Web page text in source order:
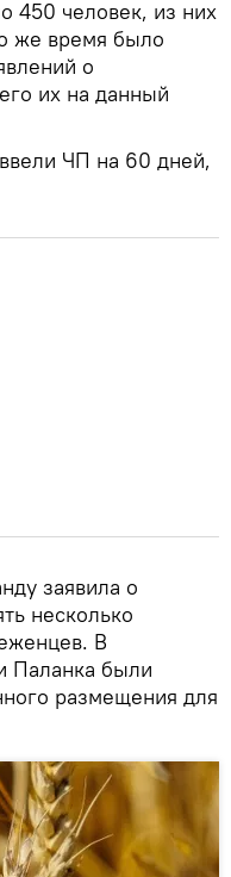
450 человек, из них
же время было
о
их на данный
ЧП на 60 дней,
заявила о
несколько
В
Паланка были
размещения для